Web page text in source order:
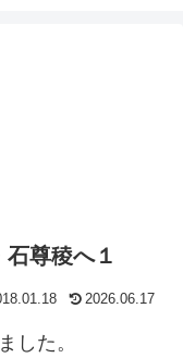
尊稜へ１
2026.06.17
した。